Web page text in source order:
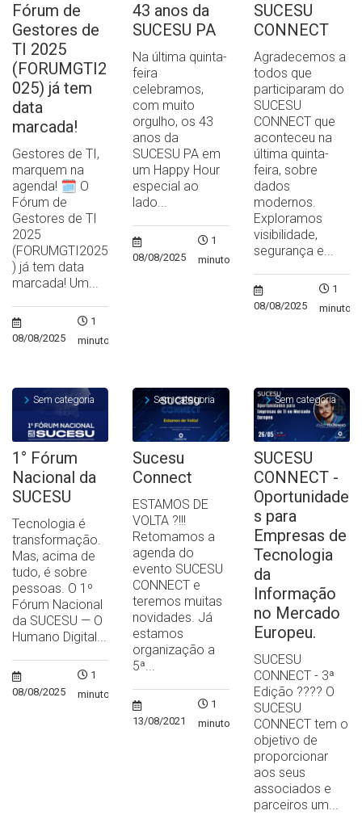
Fórum de
Gestores de
TI 2025
(FORUMGTI2
025) já tem
data
marcada!
Gestores de TI,
marquem na
agenda! 🗓️ O
Fórum de
Gestores de TI
2025
(FORUMGTI2025
) já tem data
marcada! Um...
08/08/2025
1
minuto
43 anos da
SUCESU PA
Na última quinta-
feira
celebramos,
com muito
orgulho, os 43
anos da
SUCESU PA em
um Happy Hour
especial ao
lado...
08/08/2025
1
minuto
SUCESU
CONNECT
Agradecemos a
todos que
participaram do
SUCESU
CONNECT que
aconteceu na
última quinta-
feira, sobre
dados
modernos.
Exploramos
visibilidade,
segurança e...
08/08/2025
1
minuto
Sem categoria
1° Fórum
Nacional da
SUCESU
Tecnologia é
transformação.
Mas, acima de
tudo, é sobre
pessoas. O 1º
Fórum Nacional
da SUCESU — O
Humano Digital...
08/08/2025
1
minuto
Sem categoria
Sucesu
Connect
ESTAMOS DE
VOLTA ?!!!
Retomamos a
agenda do
evento SUCESU
CONNECT e
teremos muitas
novidades. Já
estamos
organização a
5ª...
13/08/2021
1
minuto
Sem categoria
SUCESU
CONNECT -
Oportunidade
s para
Empresas de
Tecnologia
da
Informação
no Mercado
Europeu.
SUCESU
CONNECT - 3ª
Edição ?‍??‍? O
SUCESU
CONNECT tem o
objetivo de
proporcionar
aos seus
associados e
parceiros um...